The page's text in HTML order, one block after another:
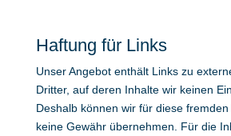
Haftung für Links
Unser Angebot enthält Links zu
Dritter, auf deren Inhalte wir keinen
Deshalb können wir für diese
keine Gewähr übernehmen. Für die